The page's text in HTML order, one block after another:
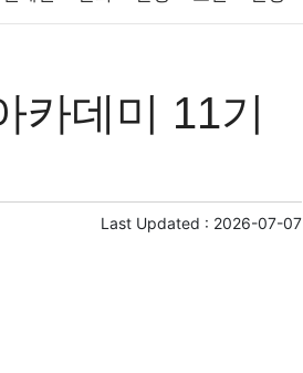
의료 의학
카데미 11기
Last Updated : 2026-07-07